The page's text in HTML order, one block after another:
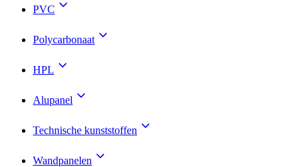
PVC
Polycarbonaat
HPL
Alupanel
Technische kunststoffen
Wandpanelen